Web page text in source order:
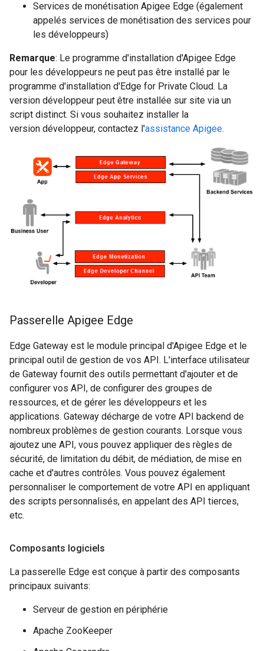
Services de monétisation Apigee Edge (également
appelés services de monétisation des services pour
les développeurs)
Remarque: Le programme d'installation d'Apigee Edge
pour les développeurs ne peut pas être installé par le
programme d'installation d'Edge for Private Cloud. La
version développeur peut être installée sur site via un
script distinct. Si vous souhaitez installer la
version développeur, contactez l'assistance Apigee.
Passerelle Apigee Edge
Edge Gateway est le module principal d'Apigee Edge et le
principal outil de gestion de vos API. L'interface utilisateur
de Gateway fournit des outils permettant d'ajouter et de
configurer vos API, de configurer des groupes de
ressources, et de gérer les développeurs et les
applications. Gateway décharge de votre API backend de
nombreux problèmes de gestion courants. Lorsque vous
ajoutez une API, vous pouvez appliquer des règles de
sécurité, de limitation du débit, de médiation, de mise en
cache et d'autres contrôles. Vous pouvez également
personnaliser le comportement de votre API en appliquant
des scripts personnalisés, en appelant des API tierces,
etc.
Composants logiciels
La passerelle Edge est conçue à partir des composants
principaux suivants:
Serveur de gestion en périphérie
Apache ZooKeeper